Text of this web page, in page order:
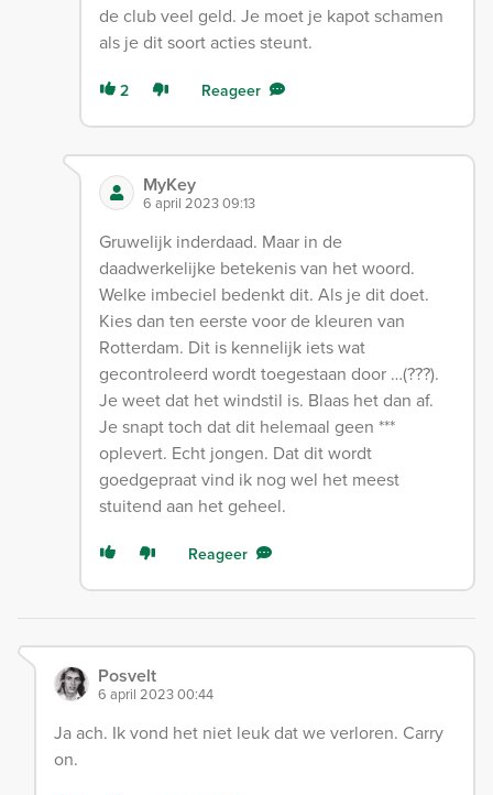
de club veel geld. Je moet je kapot schamen
als je dit soort acties steunt.
2 Reageer
MyKey
6 april 2023 09:13
Gruwelijk inderdaad. Maar in de
daadwerkelijke betekenis van het woord.
Welke imbeciel bedenkt dit. Als je dit doet.
Kies dan ten eerste voor de kleuren van
Rotterdam. Dit is kennelijk iets wat
gecontroleerd wordt toegestaan door …(???).
Je weet dat het windstil is. Blaas het dan af.
Je snapt toch dat dit helemaal geen ***
oplevert. Echt jongen. Dat dit wordt
goedgepraat vind ik nog wel het meest
stuitend aan het geheel.
Reageer
Posvelt
6 april 2023 00:44
Ja ach. Ik vond het niet leuk dat we verloren. Carry
on.